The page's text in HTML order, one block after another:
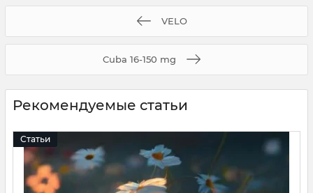
VELO
Cuba 16-150 mg
Рекомендуемые статьи
Статьи